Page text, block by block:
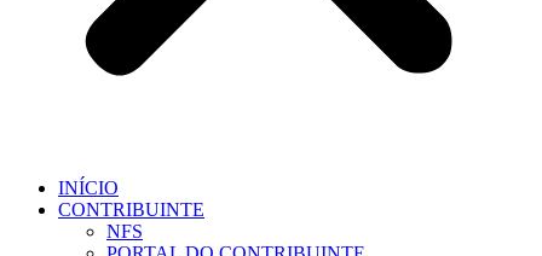
INÍCIO
CONTRIBUINTE
NFS